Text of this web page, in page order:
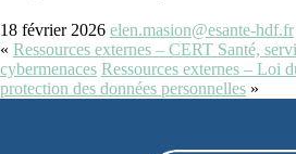
18 février 2026 elen.masion@esante-hdf.fr
« Ressources externes – CERT Santé,
cybermenaces Ressources externes – Loi
protection des données personnelles »